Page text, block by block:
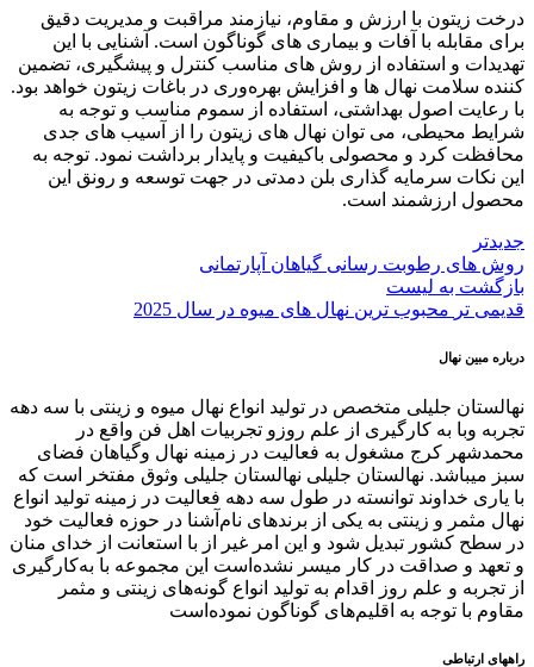
درخت زیتون با ارزش و مقاوم، نیازمند مراقبت و مدیریت دقیق
برای مقابله با آفات و بیماری‌ های گوناگون است. آشنایی با این
تهدیدات و استفاده از روش‌ های مناسب کنترل و پیشگیری، تضمین‌
کننده سلامت نهال‌ ها و افزایش بهره‌وری در باغات زیتون خواهد بود.
با رعایت اصول بهداشتی، استفاده از سموم مناسب و توجه به
شرایط محیطی، می‌ توان نهال‌ های زیتون را از آسیب‌ های جدی
محافظت کرد و محصولی باکیفیت و پایدار برداشت نمود. توجه به
این نکات سرمایه‌ گذاری بلن دمدتی در جهت توسعه و رونق این
محصول ارزشمند است.
جدیدتر
روش های رطوبت رسانی گیاهان آپارتمانی
بازگشت به لیست
قدیمی تر محبوب‌ ترین نهال‌ های میوه در سال 2025
درباره مبین نهال
نهالستان جلیلی متخصص در تولید انواع نهال میوه و زینتی با سه دهه
تجربه وبا به کارگیری از علم روزو تجربیات اهل فن واقع در
محمدشهر کرج مشغول به فعالیت در زمینه نهال وگیاهان فضای
سبز میباشد. نهالستان جلیلی نهالستان جلیلی وثوق مفتخر است که
با یاری خداوند توانسته در طول سه دهه فعالیت در زمینه تولید انواع
نهال مثمر و زینتی به یکی از برندهای نام‌آشنا در حوزه فعالیت خود
در سطح کشور تبدیل شود و این امر غیر از با استعانت از خدای منان
و تعهد و صداقت در کار میسر نشده‌است این مجموعه با به‌کارگیری
از تجربه و علم روز اقدام به تولید انواع گونه‌های زینتی و مثمر
مقاوم با توجه به اقلیم‌های گوناگون نموده‌است
راههای ارتباطی